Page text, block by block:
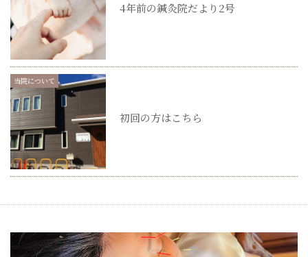
4年前の鍼灸院だより2号
当院について
初回の方はこちら